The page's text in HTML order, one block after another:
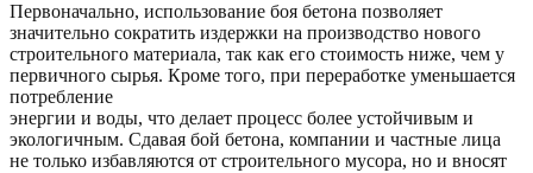
Первоначально, использование боя бетона позволяет
значительно сократить издержки на производство нового
строительного материала, так как его стоимость ниже, чем у
первичного сырья. Кроме того, при переработке уменьшается
потребление
энергии и воды, что делает процесс более устойчивым и
экологичным. Сдавая бой бетона, компании и частные лица
не только избавляются от строительного мусора, но и вносят